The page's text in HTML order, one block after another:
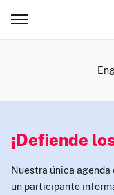
¡Defiende
Nuestra única agenda
un participante